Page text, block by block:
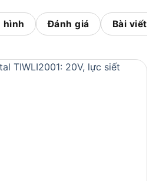
hình Đánh giá Bài viết